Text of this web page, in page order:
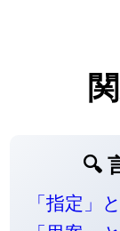
🔍
「指定」